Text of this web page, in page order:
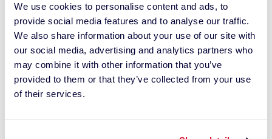
We use cookies to personalise content and ads, to
provide social media features and to analyse our traffic.
We also share information about your use of our site with
our social media, advertising and analytics partners who
may combine it with other information that you’ve
provided to them or that they’ve collected from your use
of their services.
capaz de dar la vuelta a los colores en una
semana es algo inaudito”.
El sector de los revestimientos se enfrenta a la
falta de mano de obra y, en muchas empresas, los
empleados llevan varios sombreros. Esta es otra
razón por la que es crucial para NuCoat